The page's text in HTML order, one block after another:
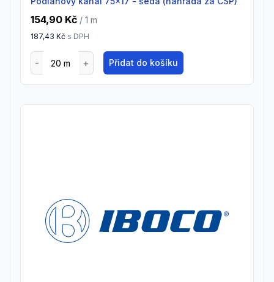
154,90 Kč / 1 m
187,43 Kč s DPH
Přidat do košíku